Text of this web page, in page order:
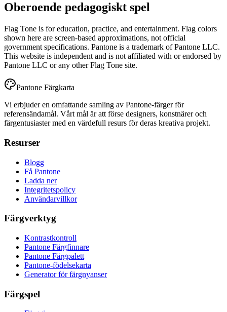
Oberoende pedagogiskt spel
Flag Tone is for education, practice, and entertainment. Flag colors
shown here are screen-based approximations, not official
government specifications. Pantone is a trademark of Pantone LLC.
This website is independent and is not affiliated with or endorsed by
Pantone LLC or any other Flag Tone site.
Pantone Färgkarta
Vi erbjuder en omfattande samling av Pantone-färger för
referensändamål. Vårt mål är att förse designers, konstnärer och
färgentusiaster med en värdefull resurs för deras kreativa projekt.
Resurser
Blogg
Få Pantone
Ladda ner
Integritetspolicy
Användarvillkor
Färgverktyg
Kontrastkontroll
Pantone Färgfinnare
Pantone Färgpalett
Pantone-födelsekarta
Generator för färgnyanser
Färgspel